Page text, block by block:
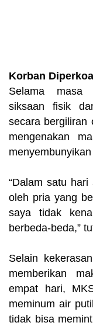
Korban
Selama masa
siksaan fisik
secara bergiliran
mengenakan
“Dalam satu
oleh pria yang
saya tidak
berbeda-beda,”
Selain
memberikan
empat hari,
meminum air
tidak bisa